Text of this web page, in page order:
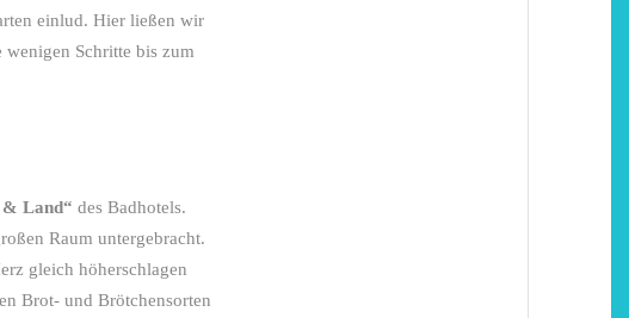
einlud. Hier ließen wir
wenigen Schritte bis zum
& Land“ des Badhotels.
Raum untergebracht.
gleich höherschlagen
Brot- und Brötchensorten